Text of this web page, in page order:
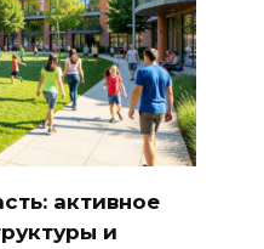
активное
и